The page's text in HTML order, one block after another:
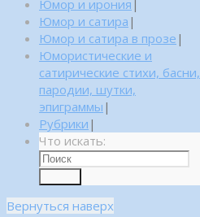
Юмор и ирония |
Юмор и сатира |
Юмор и сатира в прозе |
Юмористические и
сатирические стихи, басни,
пародии, шутки,
эпиграммы |
Рубрики |
Что искать:
Вернуться наверх